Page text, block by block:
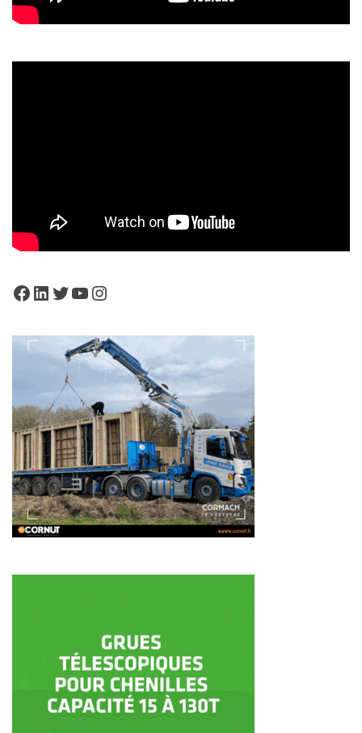
Facebook
LinkedIn
Twitter
YouTube
Instagram